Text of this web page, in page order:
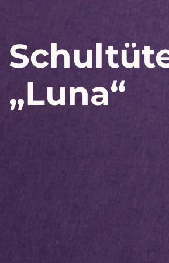
„Luna“